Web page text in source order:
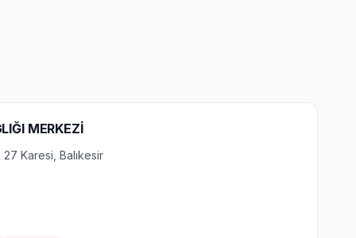
MERKEZİ
27 Karesi, Balıkesir